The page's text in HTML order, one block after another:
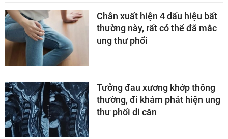
Chân xuất hiện 4 dấu hiệu bất
thường này, rất có thể đã mắc
ung thư phổi
Tưởng đau xương khớp thông
thường, đi khám phát hiện ung
thư phổi di căn